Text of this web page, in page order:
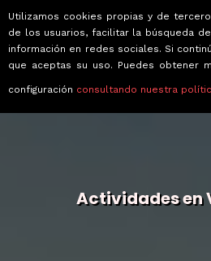
Actividades en
Utilizamos cookies propias y de
de los usuarios, facilitar la búsqueda
información en redes sociales. Si
que aceptas su uso. Puedes obtener
configuración consultando nuestra